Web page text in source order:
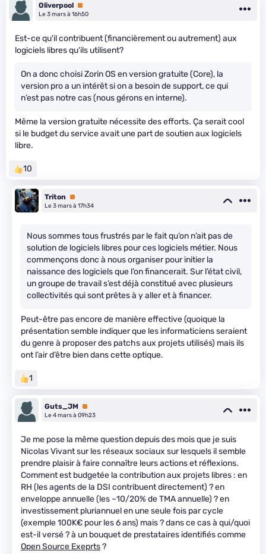
Oliverpool Premium
Le 3 mars à 16h50
Est-ce qu'il contribuent (financièrement ou autrement) aux
logiciels libres qu'ils utilisent?
On a donc choisi Zorin OS en version gratuite (Core), la
version pro a un intérêt si on a besoin de support, ce qui
n’est pas notre cas (nous gérons en interne).
Même la version gratuite nécessite des efforts. Ça serait cool
si le budget du service avait une part de soutien aux logiciels
libre.
10
Triton
Premium
Le 3 mars à 17h34
Nous sommes tous frustrés par le fait qu’on n’ait pas de
solution de logiciels libres pour ces logiciels métier. Nous
commençons donc à nous organiser pour initier la
naissance des logiciels que l’on financerait. Sur l’état civil,
un groupe de travail s’est déjà constitué avec plusieurs
collectivités qui sont prêtes à y aller et à financer.
Peut-être pas encore de manière effective (quoique la
présentation semble indiquer que les informaticiens seraient
du genre à proposer des patchs aux projets utilisés) mais ils
ont l’air d’être bien dans cette optique.
1
Guts_JM
Premium
Le 4 mars à 09h23
Je me pose la même question depuis des mois que je suis
Nicolas Vivant sur les réseaux sociaux sur lesquels il semble
prendre plaisir à faire connaître leurs actions et réflexions.
Comment est budgetée la contribution aux projets libres : en
RH (les agents de la DSI contribuent directement) ? en
enveloppe annuelle (les ~10/20% de TMA annuelle) ? en
investissement pluriannuel en une seule fois par cycle
(exemple 100K€ pour les 6 ans) mais ? dans ce cas à qui/quoi
est-il versé ? à un bouquet de prestataires identifiés comme
Open Source Exeprts?